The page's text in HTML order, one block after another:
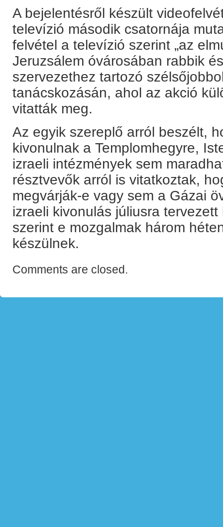
A bejelentésről készült
televízió második csatornája
felvétel a televízió szerint „az
Jeruzsálem óvárosában rabbik
szervezethez tartozó
tanácskozásán, ahol az akció
vitatták meg.
Az egyik szereplő arról beszélt,
kivonulnak a Templomhegyre,
izraeli intézmények sem
résztvevők arról is vitatkoztak,
megvárják-e vagy sem a Gázai
izraeli kivonulás júliusra
szerint e mozgalmak három
készülnek.
Comments are closed.